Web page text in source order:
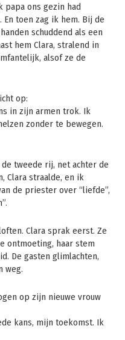
papa ons gezin had
toen zag ik hem. Bij de
schuddend als een
hem Clara, stralend in
alsof ze de
op:
in zijn armen trok. Ik
zonder te bewegen.
tweede rij, net achter de
Clara straalde, en ik
de priester over “liefde”,
Clara sprak eerst. Ze
ontmoeting, haar stem
De gasten glimlachten,
weg.
op zijn nieuwe vrouw
kans, mijn toekomst. Ik